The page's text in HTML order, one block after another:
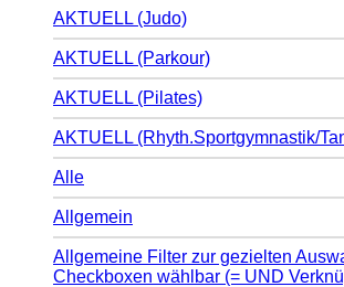
AKTUELL (Judo)
AKTUELL (Parkour)
AKTUELL (Pilates)
AKTUELL (Rhyth.Sportgymnastik/
Alle
Allgemein
Allgemeine Filter zur gezielten
Checkboxen wählbar (= UND